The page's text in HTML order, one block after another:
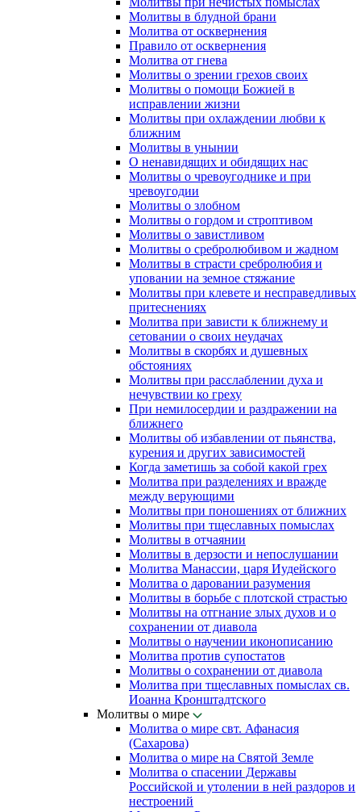
Молитвы в блудной брани
Молитва от осквернения
Правило от осквернения
Молитва от гнева
Молитвы о зрении грехов своих
Молитвы о помощи Божией в
исправлении жизни
Молитвы при охлаждении любви к
ближним
Молитвы в унынии
О ненавидящих и обидящих нас
Молитвы о чревоугоднике и при
чревоугодии
Молитвы о злобном
Молитвы о гордом и строптивом
Молитвы о завистливом
Молитвы о сребролюбивом и жадном
Молитвы в страсти сребролюбия и
уповании на земное стяжание
Молитвы при клевете и несправедливых
притеснениях
Молитва при зависти к ближнему и
сетовании о своих неудачах
Молитвы в скорбях и душевных
обстояниях
Молитвы при расслаблении духа и
нечувствии ко греху
При немилосердии и раздражении на
ближнего
Молитвы об избавлении от пьянства,
курения и других зависимостей
Когда заметишь за собой какой грех
Молитва при разделениях и вражде
между верующими
Молитвы при поношениях от ближних
Молитвы при тщеславных помыслах
Молитвы в отчаянии
Молитвы в дерзости и непослушании
Молитва Манассии, царя Иудейского
Молитва о даровании разумения
Молитвы в борьбе с плотской страстью
Молитвы на отгнание злых духов и о
сохранении от диавола
Молитвы о научении иконописанию
Молитва против супостатов
Молитвы о сохранении от диавола
Молитва при тщеславных помыслах св.
Иоанна Кронштадтского
Молитвы о мире
Молитва о мире свт. Афанасия
(Сахарова)
Молитва о мире на Святой Земле
Молитва о спасении Державы
Российской и утолении в ней раздоров и
нестроений